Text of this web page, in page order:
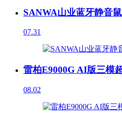
SANWA山业蓝牙静音
07.31
雷柏E9000G AI版三模
08.02